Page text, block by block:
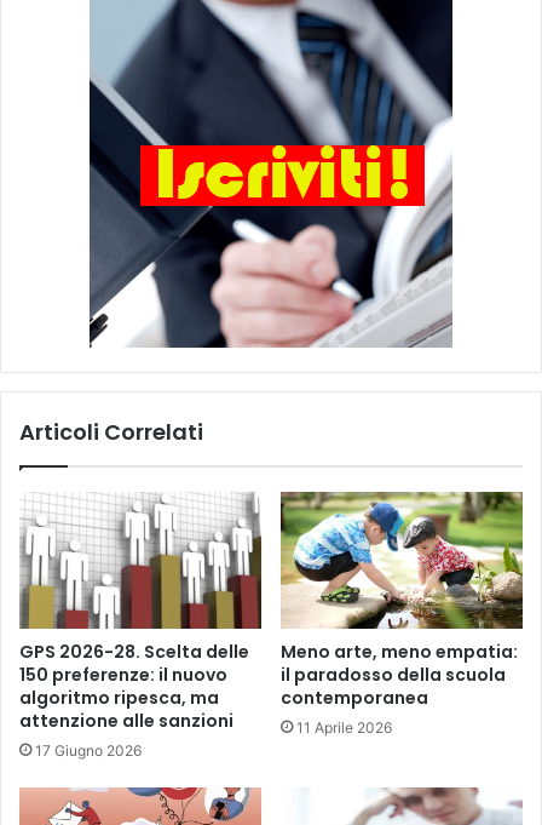
Articoli Correlati
GPS 2026-28. Scelta delle
150 preferenze: il nuovo
algoritmo ripesca, ma
attenzione alle sanzioni
17 Giugno 2026
Meno arte, meno empatia:
il paradosso della scuola
contemporanea
11 Aprile 2026